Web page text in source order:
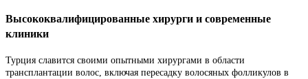
Высококвалифицированные хирурги и современные
клиники
Турция славится своими опытными хирургами в области
трансплантации волос, включая пересадку волосяных фолликулов в